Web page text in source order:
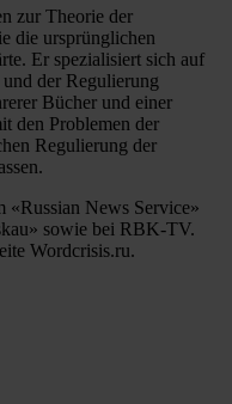
zur Theorie der
die ursprünglichen
Er spezialisiert sich auf
der Regulierung
Bücher und einer
den Problemen der
Regulierung der
«Russian News Service»
sowie bei RBK-TV.
Wordcrisis.ru.